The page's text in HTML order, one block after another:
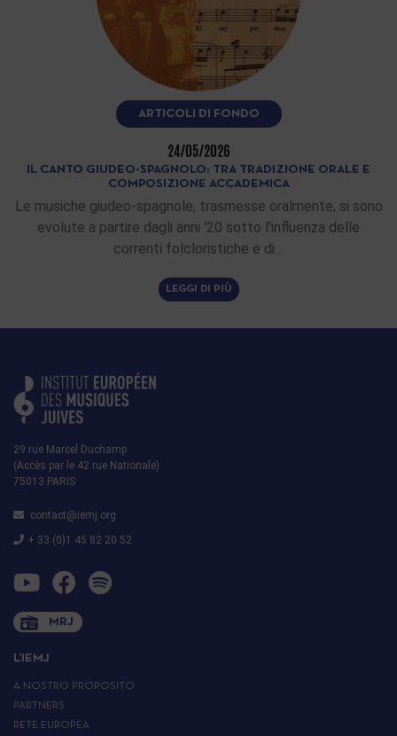
ARTICOLI DI FONDO
24/05/2026
IL CANTO GIUDEO-SPAGNOLO: TRA TRADIZIONE ORALE E
COMPOSIZIONE ACCADEMICA
Le musiche giudeo-spagnole, trasmesse oralmente, si sono
evolute a partire dagli anni '20 sotto l'influenza delle
correnti folcloristiche e di…
LEGGI DI PIÙ
29 rue Marcel Duchamp
(Accès par le 42 rue Nationale)
75013 PARIS
contact@iemj.org
+ 33 (0)1 45 82 20 52
MRJ
L’IEMJ
A NOSTRO PROPOSITO
PARTNERS
RETE EUROPEA